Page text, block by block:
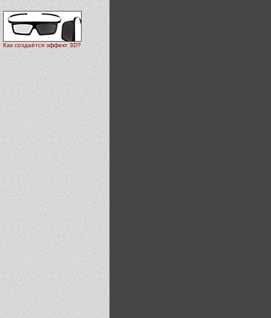
Как создаётся эффект 3D?